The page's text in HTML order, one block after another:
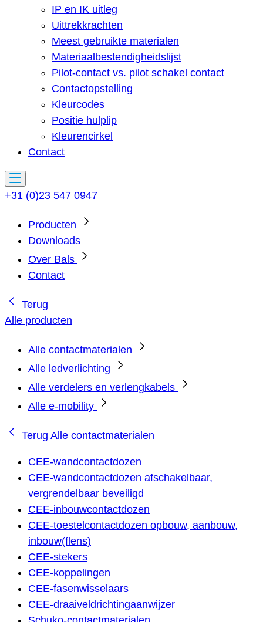
IP en IK uitleg
Uittrekkrachten
Meest gebruikte materialen
Materiaalbestendigheidslijst
Pilot-contact vs. pilot schakel contact
Contactopstelling
Kleurcodes
Positie hulplip
Kleurencirkel
Contact
+31 (0)23 547 0947
Producten
Downloads
Over Bals
Contact
Terug
Alle producten
Alle contactmaterialen
Alle ledverlichting
Alle verdelers en verlengkabels
Alle e-mobility
Terug Alle contactmaterialen
CEE-wandcontactdozen
CEE-wandcontactdozen afschakelbaar,
vergrendelbaar beveiligd
CEE-inbouwcontactdozen
CEE-toestelcontactdozen opbouw, aanbouw,
inbouw(flens)
CEE-stekers
CEE-koppelingen
CEE-fasenwisselaars
CEE-draaiveldrichtingaanwijzer